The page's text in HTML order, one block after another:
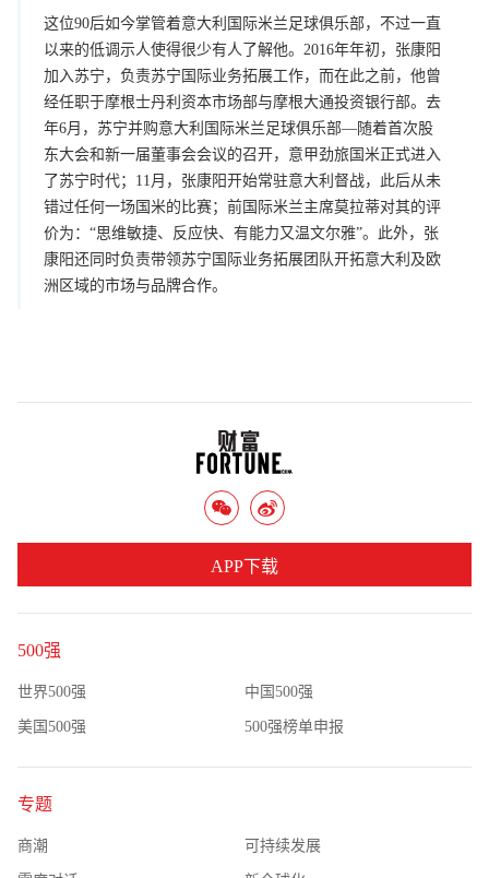
这位90后如今掌管着意大利国际米兰足球俱乐部，不过一直
以来的低调示人使得很少有人了解他。2016年年初，张康阳
加入苏宁，负责苏宁国际业务拓展工作，而在此之前，他曾
经任职于摩根士丹利资本市场部与摩根大通投资银行部。去
年6月，苏宁并购意大利国际米兰足球俱乐部—随着首次股
东大会和新一届董事会会议的召开，意甲劲旅国米正式进入
了苏宁时代；11月，张康阳开始常驻意大利督战，此后从未
错过任何一场国米的比赛；前国际米兰主席莫拉蒂对其的评
价为：“思维敏捷、反应快、有能力又温文尔雅”。此外，张
康阳还同时负责带领苏宁国际业务拓展团队开拓意大利及欧
洲区域的市场与品牌合作。
500强
世界500强 中国500强
美国500强 500强榜单申报
专题
商潮 可持续发展
APP下载